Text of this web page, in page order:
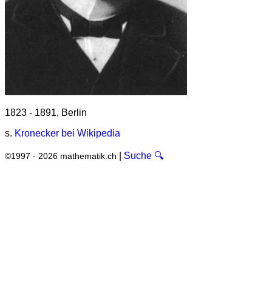
1823 - 1891, Berlin
s. Kronecker bei Wikipedia
©1997 - 2026 mathematik.ch Suche 🔍